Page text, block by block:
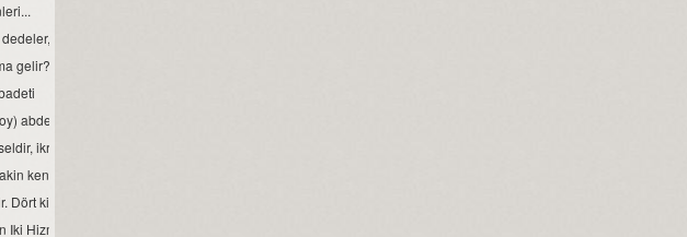
kimin soyundan gelirler?
gelir?
abdesti, haremlik ve selamlık.
ikrar verenler de Evrensel düşünmelidir.
kendinde ara...
Dört kitap ise, ahlakın evrelerdir.
Iki Hizmetten biri de semahtır...